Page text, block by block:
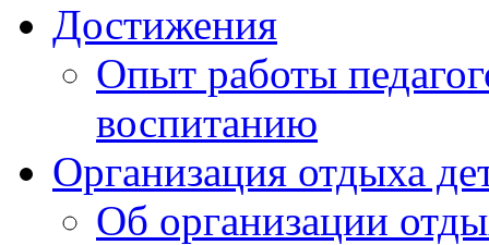
Достижения
Опыт работы
воспитанию
Организация отдыха
Об организации